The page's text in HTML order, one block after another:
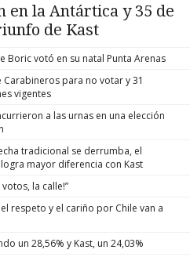
en la Antártica y 35 de
de Kast
Boric votó en su natal Punta Arenas
para no votar y 31
vigentes
a las urnas en una elección
tradicional se derrumba, el
mayor diferencia con Kast
votos, la calle!”
respeto y el cariño por Chile van a
un 28,56% y Kast, un 24,03%